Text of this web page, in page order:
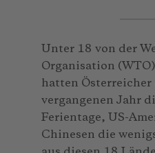
Unter 18 von der
Organisation
hatten
vergangenen Jahr
Ferientage, US-
Chinesen die